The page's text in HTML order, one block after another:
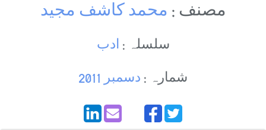
مصنف : محمد کاشف مجید
سلسلہ : ادب
شمارہ : دسمبر 2011